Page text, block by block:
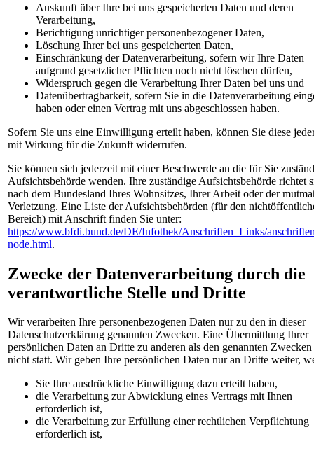
Auskunft über Ihre bei uns gespeicherten Daten und deren
Verarbeitung,
Berichtigung unrichtiger personenbezogener Daten,
Löschung Ihrer bei uns gespeicherten Daten,
Einschränkung der Datenverarbeitung, sofern wir Ihre Daten
aufgrund gesetzlicher Pflichten noch nicht löschen dürfen,
Widerspruch gegen die Verarbeitung Ihrer Daten bei uns und
Datenübertragbarkeit, sofern Sie in die Datenverarbeitung
haben oder einen Vertrag mit uns abgeschlossen haben.
Sofern Sie uns eine Einwilligung erteilt haben, können Sie diese
mit Wirkung für die Zukunft widerrufen.
Sie können sich jederzeit mit einer Beschwerde an die für Sie
Aufsichtsbehörde wenden. Ihre zuständige Aufsichtsbehörde richtet
nach dem Bundesland Ihres Wohnsitzes, Ihrer Arbeit oder der
Verletzung. Eine Liste der Aufsichtsbehörden (für den
Bereich) mit Anschrift finden Sie unter:
https://www.bfdi.bund.de/DE/Infothek/Anschriften_Links/
node.html.
Zwecke der Datenverarbeitung durch die
verantwortliche Stelle und Dritte
Wir verarbeiten Ihre personenbezogenen Daten nur zu den in dieser
Datenschutzerklärung genannten Zwecken. Eine Übermittlung Ihrer
persönlichen Daten an Dritte zu anderen als den genannten
nicht statt. Wir geben Ihre persönlichen Daten nur an Dritte weiter,
Sie Ihre ausdrückliche Einwilligung dazu erteilt haben,
die Verarbeitung zur Abwicklung eines Vertrags mit Ihnen
erforderlich ist,
die Verarbeitung zur Erfüllung einer rechtlichen Verpflichtung
erforderlich ist,